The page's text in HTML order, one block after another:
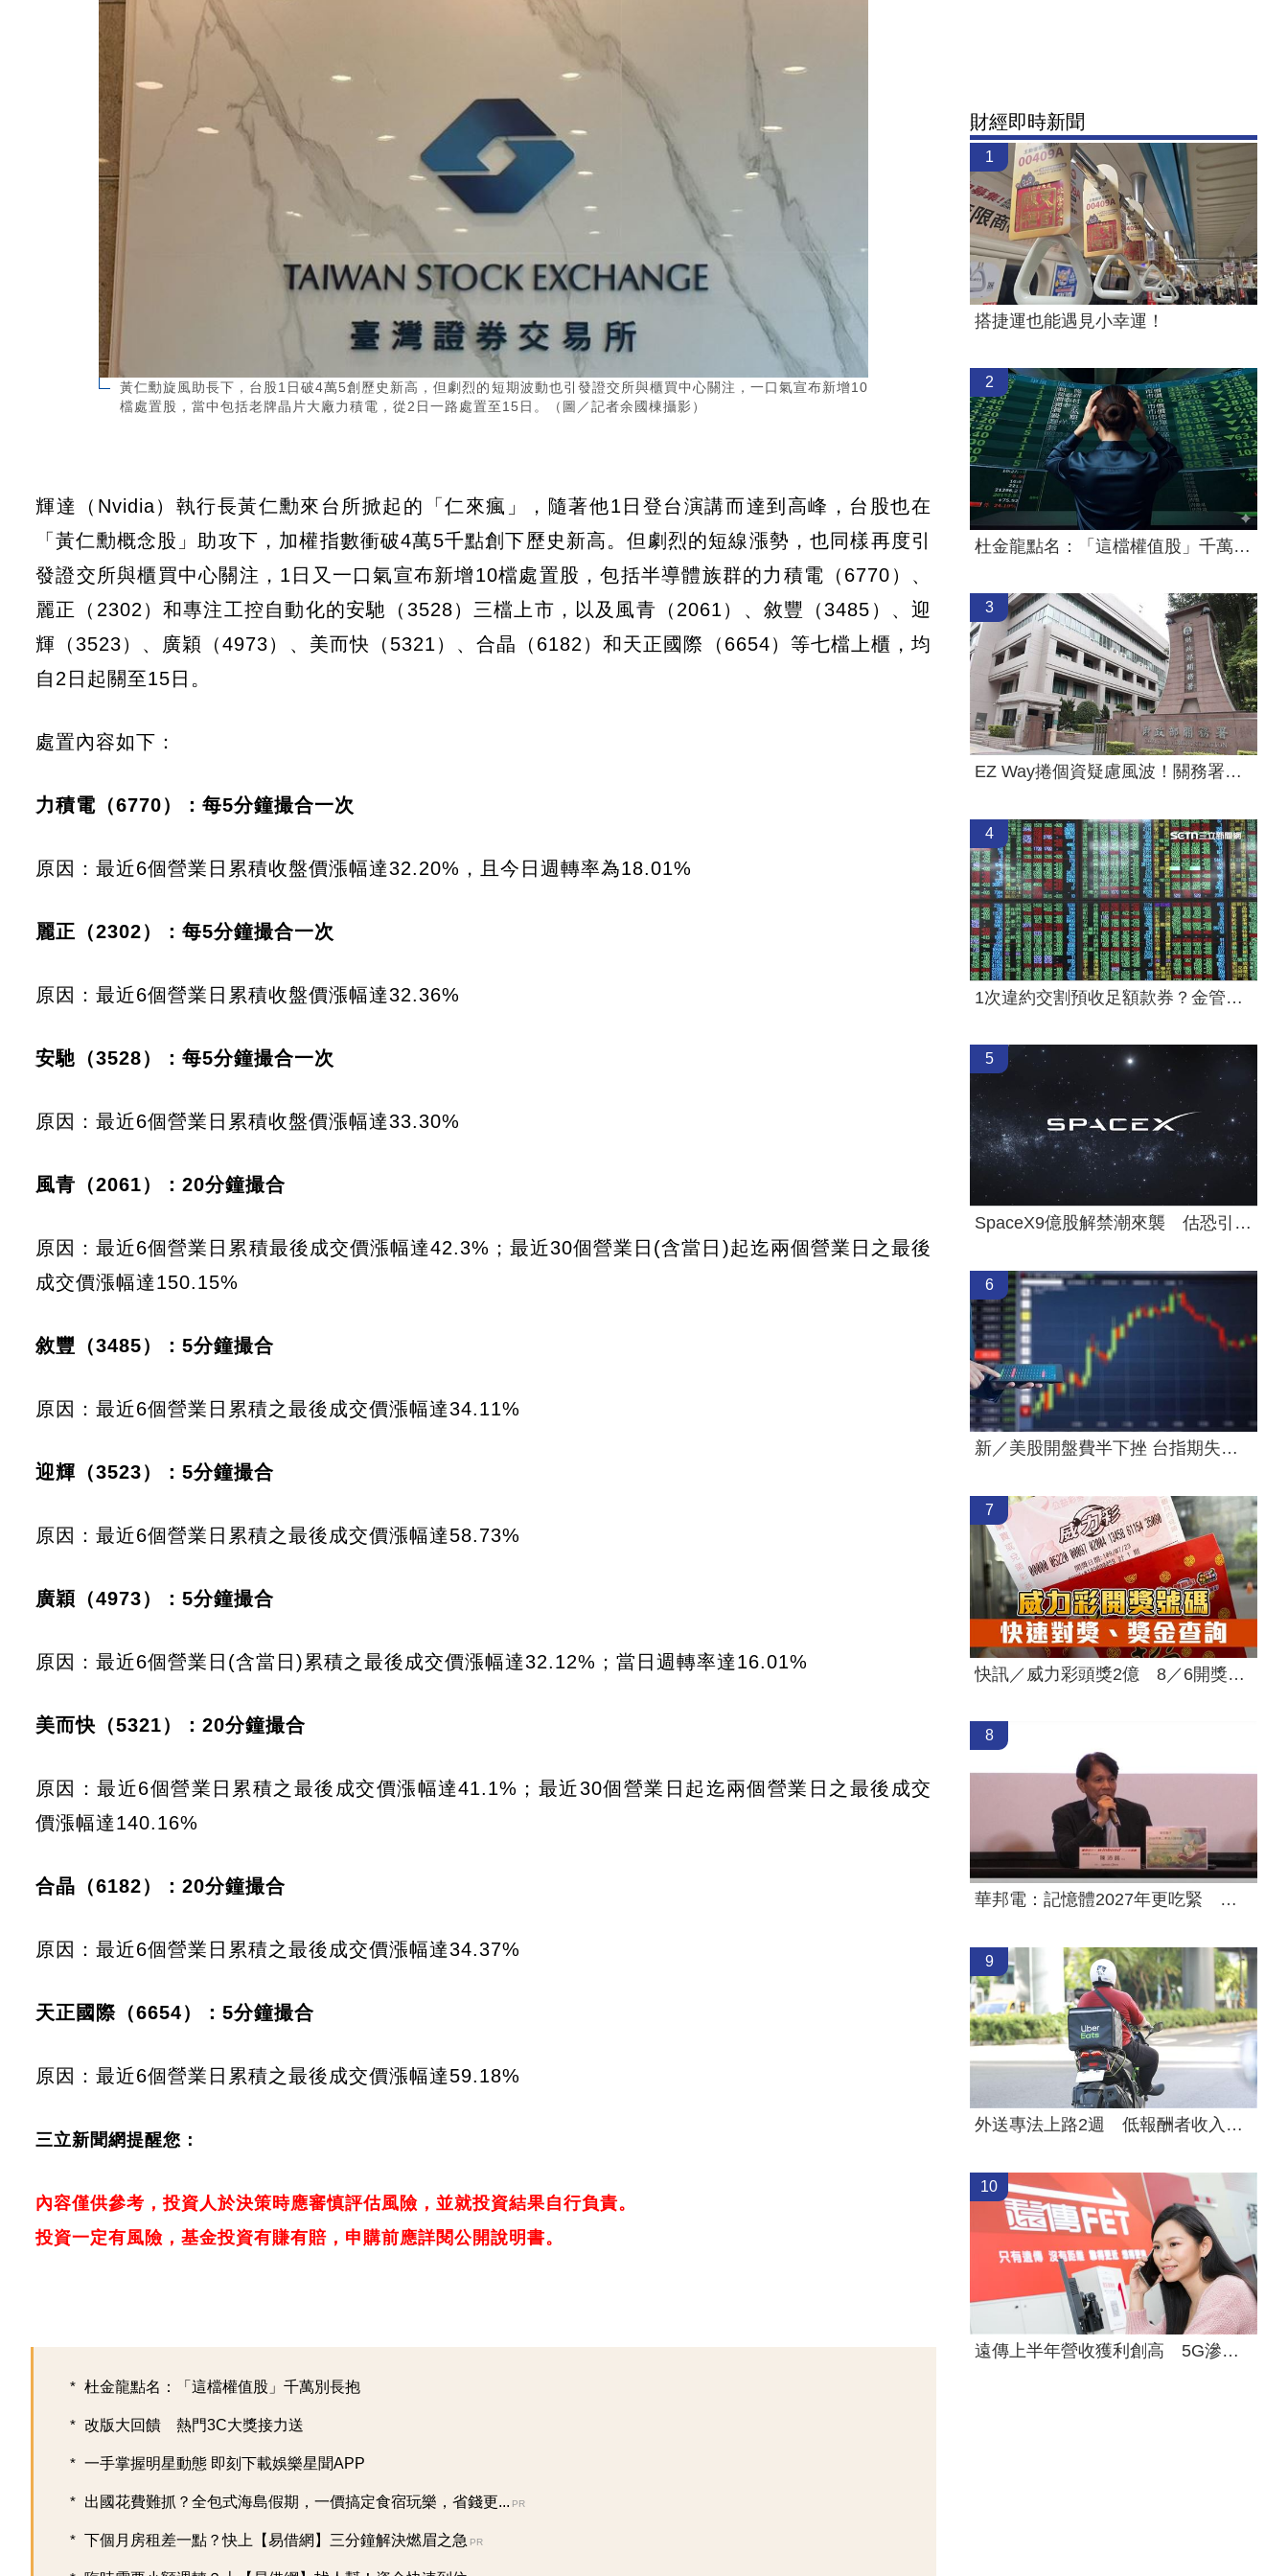
黃仁勳旋風助長下，台股1日破4萬5創歷史新高，但劇烈的短期波動也引發證交所與櫃買中心關注，一口氣宣布新增10
檔處置股，當中包括老牌晶片大廠力積電，從2日一路處置至15日。（圖／記者余國棟攝影）
輝達（Nvidia）執行長黃仁勳來台所掀起的「仁來瘋」，隨著他1日登台演講而達到高峰，台股也在
「黃仁勳概念股」助攻下，加權指數衝破4萬5千點創下歷史新高。但劇烈的短線漲勢，也同樣再度引
發證交所與櫃買中心關注，1日又一口氣宣布新增10檔處置股，包括半導體族群的力積電（6770）、
麗正（2302）和專注工控自動化的安馳（3528）三檔上市，以及風青（2061）、敘豐（3485）、迎
輝（3523）、廣穎（4973）、美而快（5321）、合晶（6182）和天正國際（6654）等七檔上櫃，均
自2日起關至15日。
處置內容如下：
力積電（6770）：每5分鐘撮合一次
原因：最近6個營業日累積收盤價漲幅達32.20%，且今日週轉率為18.01%
麗正（2302）：每5分鐘撮合一次
原因：最近6個營業日累積收盤價漲幅達32.36%
安馳（3528）：每5分鐘撮合一次
原因：最近6個營業日累積收盤價漲幅達33.30%
風青（2061）：20分鐘撮合
原因：最近6個營業日累積最後成交價漲幅達42.3%；最近30個營業日(含當日)起迄兩個營業日之最後
成交價漲幅達150.15%
敘豐（3485）：5分鐘撮合
原因：最近6個營業日累積之最後成交價漲幅達34.11%
迎輝（3523）：5分鐘撮合
原因：最近6個營業日累積之最後成交價漲幅達58.73%
廣穎（4973）：5分鐘撮合
原因：最近6個營業日(含當日)累積之最後成交價漲幅達32.12%；當日週轉率達16.01%
美而快（5321）：20分鐘撮合
原因：最近6個營業日累積之最後成交價漲幅達41.1%；最近30個營業日起迄兩個營業日之最後成交
價漲幅達140.16%
合晶（6182）：20分鐘撮合
原因：最近6個營業日累積之最後成交價漲幅達34.37%
天正國際（6654）：5分鐘撮合
原因：最近6個營業日累積之最後成交價漲幅達59.18%
三立新聞網提醒您：
內容僅供參考，投資人於決策時應審慎評估風險，並就投資結果自行負責。
投資一定有風險，基金投資有賺有賠，申購前應詳閱公開說明書。
杜金龍點名：「這檔權值股」千萬別長抱
改版大回饋 熱門3C大獎接力送
一手掌握明星動態 即刻下載娛樂星聞APP
出國花費難抓？全包式海島假期，一價搞定食宿玩樂，省錢更... PR
下個月房租差一點？快上【易借網】三分鐘解決燃眉之急 PR
財經即時新聞
1
搭捷運也能遇見小幸運！
2
杜金龍點名：「這檔權值股」千萬別長抱
3
EZ Way捲個資疑慮風波！關務署要出手了
4
1次違約交割預收足額款券？金管會回應了
5
SpaceX9億股解禁潮來襲 估恐引爆賣壓
6
新／美股開盤費半下挫 台指期失守44000點
7
快訊／威力彩頭獎2億 8／6開獎號碼
8
華邦電：記憶體2027年更吃緊 高雄廠擴建
9
外送專法上路2週 低報酬者收入增逾18%
10
遠傳上半年營收獲利創高 5G滲透率居冠